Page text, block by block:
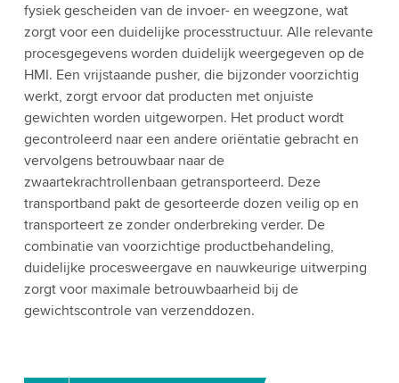
fysiek gescheiden van de invoer- en weegzone, wat
zorgt voor een duidelijke processtructuur. Alle relevante
procesgegevens worden duidelijk weergegeven op de
HMI. Een vrijstaande pusher, die bijzonder voorzichtig
werkt, zorgt ervoor dat producten met onjuiste
gewichten worden uitgeworpen. Het product wordt
gecontroleerd naar een andere oriëntatie gebracht en
vervolgens betrouwbaar naar de
zwaartekrachtrollenbaan getransporteerd. Deze
transportband pakt de gesorteerde dozen veilig op en
transporteert ze zonder onderbreking verder. De
combinatie van voorzichtige productbehandeling,
duidelijke procesweergave en nauwkeurige uitwerping
zorgt voor maximale betrouwbaarheid bij de
gewichtscontrole van verzenddozen.